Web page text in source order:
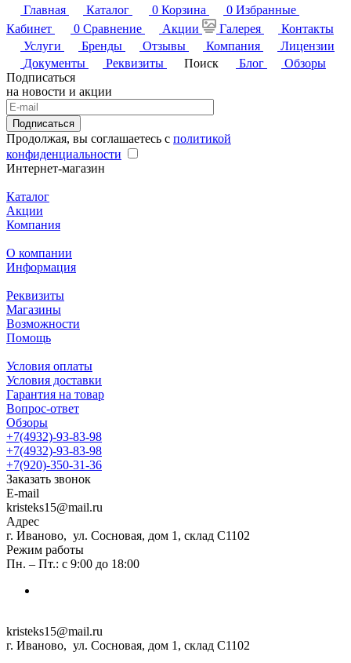
Главная
Каталог 0 Корзина 0 Избранные
Кабинет
0 Сравнение Акции Галерея
Контакты
Услуги
Бренды Отзывы Компания
Лицензии
Документы
Реквизиты Поиск Блог
Обзоры
Подписаться
на новости и акции
Подписаться
Продолжая, вы соглашаетесь с политикой
конфиденциальности
Интернет-магазин
Каталог
Акции
Компания
О компании
Информация
Реквизиты
Магазины
Возможности
Помощь
Условия оплаты
Условия доставки
Гарантия на товар
Вопрос-ответ
Обзоры
+7(4932)-93-83-98
+7(4932)-93-83-98
+7(920)-350-31-36
Заказать звонок
E-mail
kristeks15@mail.ru
Адрес
г. Иваново, ул. Сосновая, дом 1, склад С1102
Режим работы
Пн. – Пт.: с 9:00 до 18:00
kristeks15@mail.ru
г. Иваново, ул. Сосновая, дом 1, склад С1102